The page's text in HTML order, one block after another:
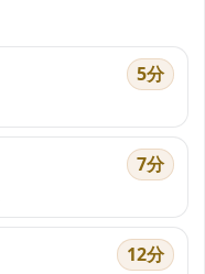
5分
7分
12分